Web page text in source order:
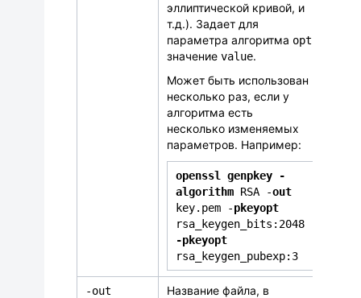
эллиптической кривой, и
т.д.). Задает для
параметра алгоритма opt
значение value.
Может быть использован
несколько раз, если у
алгоритма есть
несколько изменяемых
параметров. Например:
openssl genpkey -
algorithm RSA -out
key.pem -pkeyopt
rsa_keygen_bits:2048
-pkeyopt
rsa_keygen_pubexp:3
-out
Название файла, в